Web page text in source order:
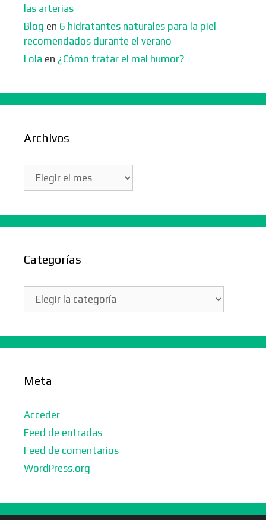
las arterias
Blog en 6 hidratantes naturales para la piel
recomendados durante el verano
Lola en ¿Cómo tratar el mal humor?
Archivos
Archivos
Categorías
Categorías
Meta
Acceder
Feed de entradas
Feed de comentarios
WordPress.org